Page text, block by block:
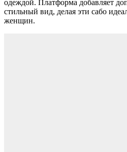
одеждой. Платформа добавляет
стильный вид, делая эти сабо
женщин.